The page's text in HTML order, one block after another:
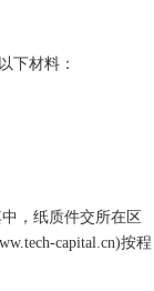
下材料：
，纸质件交所在区
capital.cn)按程